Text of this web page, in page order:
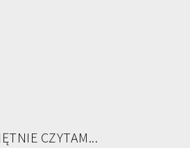
CZYTAM...